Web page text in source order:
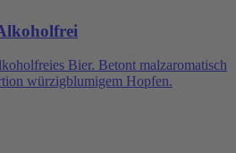
Bier. Betont malzaromatisch
würzigblumigem Hopfen.